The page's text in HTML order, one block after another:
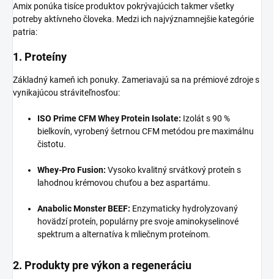
Amix ponúka tisíce produktov pokrývajúcich takmer všetky
potreby aktívneho človeka. Medzi ich najvýznamnejšie kategórie
patria:
1. Proteíny
Základný kameň ich ponuky. Zameriavajú sa na prémiové zdroje s
vynikajúcou stráviteľnosťou:
ISO Prime CFM Whey Protein Isolate: Izolát s 90 %
bielkovín, vyrobený šetrnou CFM metódou pre maximálnu
čistotu.
Whey-Pro Fusion: Vysoko kvalitný srvátkový proteín s
lahodnou krémovou chuťou a bez aspartámu.
Anabolic Monster BEEF: Enzymaticky hydrolyzovaný
hovädzí proteín, populárny pre svoje aminokyselinové
spektrum a alternatíva k mliečnym proteínom.
2. Produkty pre výkon a regeneráciu